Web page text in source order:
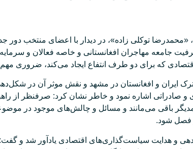
توکلی زاده»، در دیدار با اعضای منتخب دور
که برای دو طرف انتفاع ایجاد می‌کند، ضروری
ایران و افغانستان در مشهد و نقش موثر آن در
صادراتی اشاره نمود و خاطر نشان کرد: صرفنظر از
همدیگر باقی می‌مانند و مسائل و چالش‌های موجود در
فصل شود.
هدایت سیاست‌گذاری‌های اقتصادی یادآور شد و گفت: